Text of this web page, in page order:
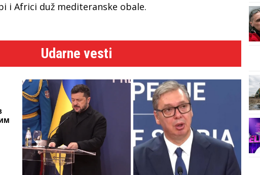
i Africi duž mediteranske obale.
Udarne vesti